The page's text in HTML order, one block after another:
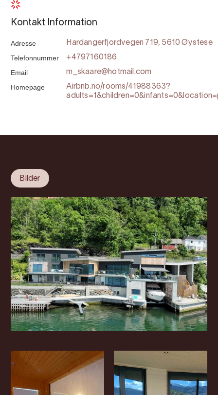
Kontakt Information
Adresse Hardangerfjordvegen 719, 5610 Øystese
Telefonnummer +4797160186
Email m_skaare@hotmail.com
Homepage
Airbnb.no/rooms/41988363?
Bilder